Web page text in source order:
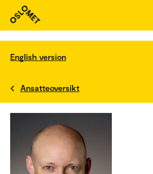
English version
Ansatteoversikt